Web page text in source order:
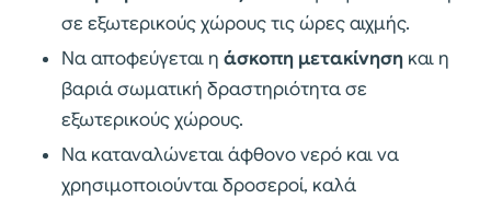
σε εξωτερικούς χώρους τις ώρες αιχμής.
Να αποφεύγεται η άσκοπη μετακίνηση και η
βαριά σωματική δραστηριότητα σε
εξωτερικούς χώρους.
Να καταναλώνεται άφθονο νερό και να
χρησιμοποιούνται δροσεροί, καλά